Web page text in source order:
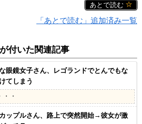
あとで読む
「あとで読む」追加済み一覧
付いた関連記事
眼鏡女子さん、レゴランドでとんでもな
てしまう
・
カップルさん、路上で突然開始→彼女が激